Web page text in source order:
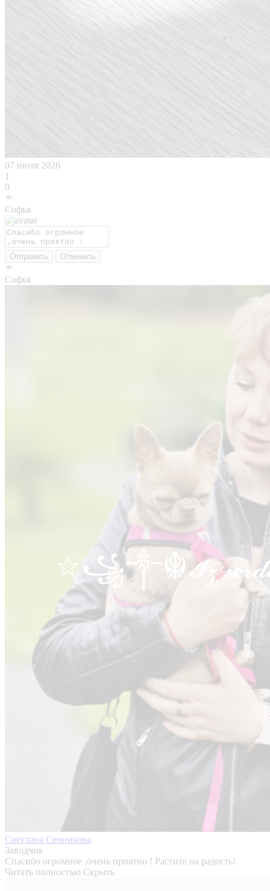
07 июля 2026
1
0
Софья
Отправить Отменить
Софья
Светлана Сенникова
Заводчик
Спасибо огромное ,очень приятно ! Растите на радость!
Читать полностью Скрыть